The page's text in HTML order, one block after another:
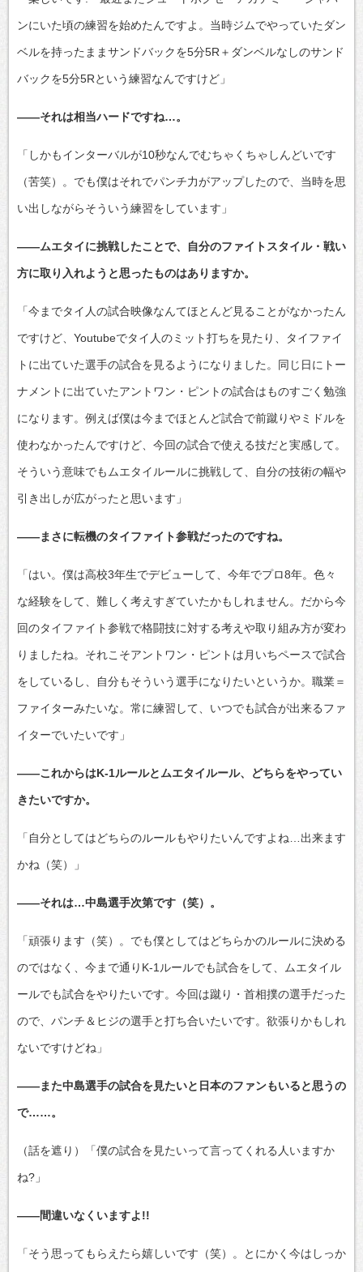
ンにいた頃の練習を始めたんですよ。当時ジムでやっていたダン
ベルを持ったままサンドバックを5分5R＋ダンベルなしのサンド
バックを5分5Rという練習なんですけど」
――それは相当ハードですね…。
「しかもインターバルが10秒なんでむちゃくちゃしんどいです
（苦笑）。でも僕はそれでパンチ力がアップしたので、当時を思
い出しながらそういう練習をしています」
――ムエタイに挑戦したことで、自分のファイトスタイル・戦い
方に取り入れようと思ったものはありますか。
「今までタイ人の試合映像なんてほとんど見ることがなかったん
ですけど、Youtubeでタイ人のミット打ちを見たり、タイファイ
トに出ていた選手の試合を見るようになりました。同じ日にトー
ナメントに出ていたアントワン・ピントの試合はものすごく勉強
になります。例えば僕は今までほとんど試合で前蹴りやミドルを
使わなかったんですけど、今回の試合で使える技だと実感して。
そういう意味でもムエタイルールに挑戦して、自分の技術の幅や
引き出しが広がったと思います」
――まさに転機のタイファイト参戦だったのですね。
「はい。僕は高校3年生でデビューして、今年でプロ8年。色々
な経験をして、難しく考えすぎていたかもしれません。だから今
回のタイファイト参戦で格闘技に対する考えや取り組み方が変わ
りましたね。それこそアントワン・ピントは月いちペースで試合
をしているし、自分もそういう選手になりたいというか。職業＝
ファイターみたいな。常に練習して、いつでも試合が出来るファ
イターでいたいです」
――これからはK-1ルールとムエタイルール、どちらをやってい
きたいですか。
「自分としてはどちらのルールもやりたいんですよね…出来ます
かね（笑）」
――それは…中島選手次第です（笑）。
「頑張ります（笑）。でも僕としてはどちらかのルールに決める
のではなく、今まで通りK-1ルールでも試合をして、ムエタイル
ールでも試合をやりたいです。今回は蹴り・首相撲の選手だった
ので、パンチ＆ヒジの選手と打ち合いたいです。欲張りかもしれ
ないですけどね」
――また中島選手の試合を見たいと日本のファンもいると思うの
で……。
（話を遮り）「僕の試合を見たいって言ってくれる人いますか
ね?」
――間違いなくいますよ!!
「そう思ってもらえたら嬉しいです（笑）。とにかく今はしっか